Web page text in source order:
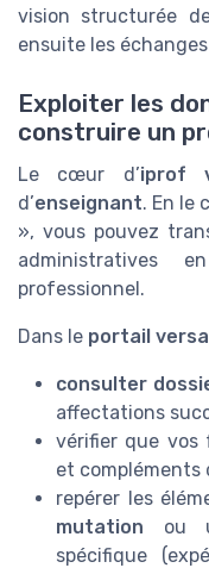
vision structurée
ensuite les
Exploiter les
construire un
Le cœur d’iprof
d’enseignant. En le
», vous pouvez
administratives
professionnel.
Dans le portail
consulter
affectations
vérifier que vos
et compléments
repérer les
mutation ou
spécifique